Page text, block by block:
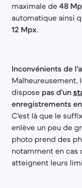
maximale de 48
automatique ainsi
12 Mpx.
Inconvénients de
Malheureusement,
dispose pas d'un
enregistrements
C'est là que le
enlève un peu de
photo prend des
notamment en cas
atteignent leurs